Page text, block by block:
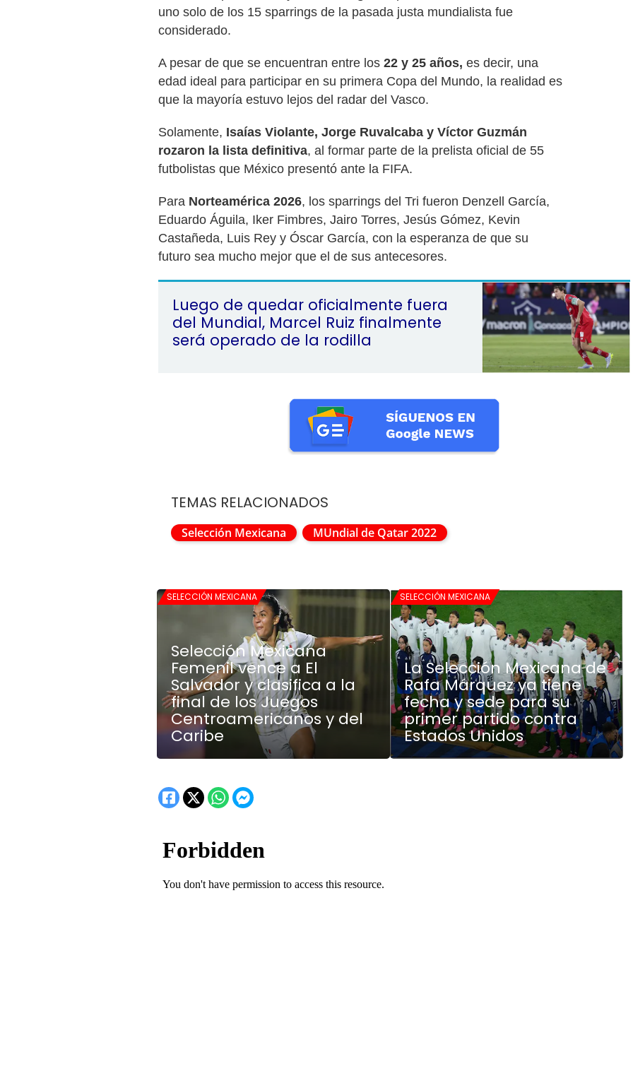
uno solo de los 15 sparrings de la pasada justa mundialista fue
considerado.
A pesar de que se encuentran entre los 22 y 25 años, es decir, una
edad ideal para participar en su primera Copa del Mundo, la realidad es
que la mayoría estuvo lejos del radar del Vasco.
Solamente, Isaías Violante, Jorge Ruvalcaba y Víctor Guzmán
rozaron la lista definitiva, al formar parte de la prelista oficial de 55
futbolistas que México presentó ante la FIFA.
Para Norteamérica 2026, los sparrings del Tri fueron Denzell García,
Eduardo Águila, Iker Fimbres, Jairo Torres, Jesús Gómez, Kevin
Castañeda, Luis Rey y Óscar García, con la esperanza de que su
futuro sea mucho mejor que el de sus antecesores.
Luego de quedar oficialmente fuera
del Mundial, Marcel Ruiz finalmente
será operado de la rodilla
TEMAS RELACIONADOS
Selección Mexicana MUndial de Qatar 2022
SELECCIÓN MEXICANA
Selección Mexicana
Femenil vence a El
Salvador y clasifica a la
final de los Juegos
Centroamericanos y del
Caribe
SELECCIÓN MEXICANA
La Selección Mexicana de
Rafa Márquez ya tiene
fecha y sede para su
primer partido contra
Estados Unidos